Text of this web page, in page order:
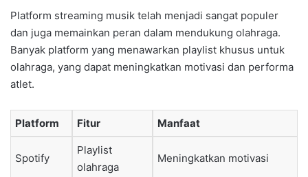
Platform streaming musik telah menjadi sangat populer
dan juga memainkan peran dalam mendukung olahraga.
Banyak platform yang menawarkan playlist khusus untuk
olahraga, yang dapat meningkatkan motivasi dan performa
atlet.
Platform Fitur Manfaat
Spotify
Playlist
olahraga
Meningkatkan motivasi